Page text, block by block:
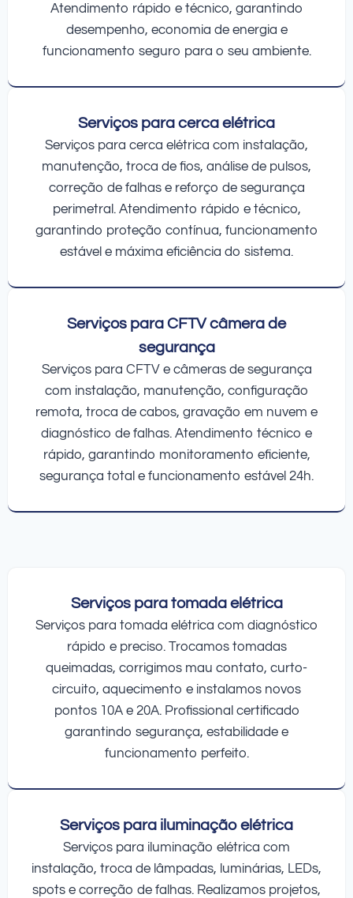
Atendimento rápido e técnico, garantindo
desempenho, economia de energia e
funcionamento seguro para o seu ambiente.
Serviços para cerca elétrica
Serviços para cerca elétrica com instalação,
manutenção, troca de fios, análise de pulsos,
correção de falhas e reforço de segurança
perimetral. Atendimento rápido e técnico,
garantindo proteção contínua, funcionamento
estável e máxima eficiência do sistema.
Serviços para CFTV câmera de
segurança
Serviços para CFTV e câmeras de segurança
com instalação, manutenção, configuração
remota, troca de cabos, gravação em nuvem e
diagnóstico de falhas. Atendimento técnico e
rápido, garantindo monitoramento eficiente,
segurança total e funcionamento estável 24h.
Serviços para tomada elétrica
Serviços para tomada elétrica com diagnóstico
rápido e preciso. Trocamos tomadas
queimadas, corrigimos mau contato, curto-
circuito, aquecimento e instalamos novos
pontos 10A e 20A. Profissional certificado
garantindo segurança, estabilidade e
funcionamento perfeito.
Serviços para iluminação elétrica
Serviços para iluminação elétrica com
instalação, troca de lâmpadas, luminárias, LEDs,
spots e correção de falhas. Realizamos projetos,